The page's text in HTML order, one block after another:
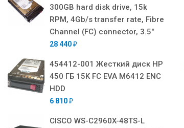
300GB hard disk drive, 15k
RPM, 4Gb/s transfer rate, Fibre
Channel (FC) connector, 3.5"
28 440 ₽
454412-001 Жесткий диск HP
450 ГБ 15K FC EVA M6412 ENC
HDD
6 810 ₽
CISCO WS-C2960X-48TS-L